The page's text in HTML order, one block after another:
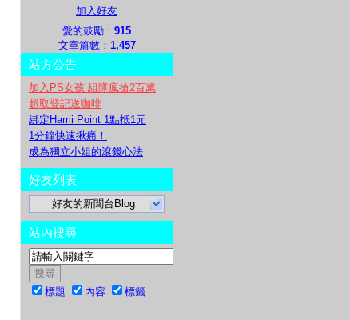
加入好友
愛的鼓勵： 915
文章篇數： 1,457
站方公告
加入PS女孩 組隊瘋搶2百萬
超取登記送咖啡
綁定Hami Point 1點抵1元
1分鐘快速揪痛！
成為獨立小姐的滾錢心法
好友列表
好友的新聞台Blog
站內搜尋
標題 內容 標籤